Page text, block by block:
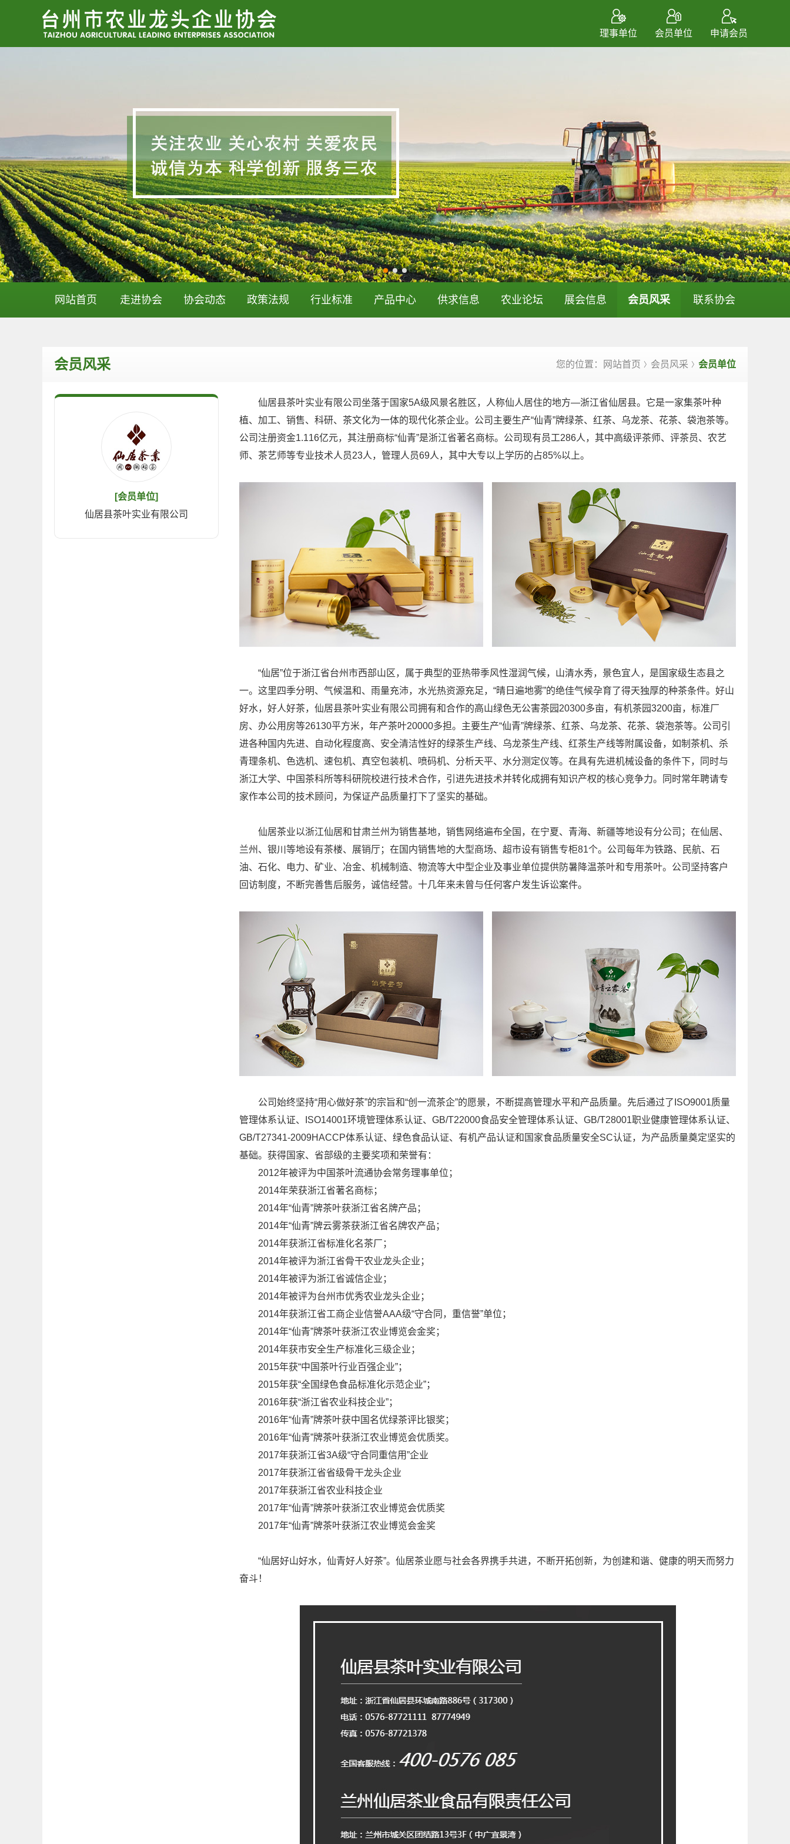
理事单位 会员单位 申请会员
网站首页 走进协会 协会动态 政策法规 行业标准 产品中心 供求信息 农业论坛 展会信息 会员风采 联系协会
会员风采 您的位置：网站首页 〉 会员风采 〉 会员单位
[会员单位]
仙居县茶叶实业有限公司
仙居县茶叶实业有限公司坐落于国家5A级风景名胜区，人称仙人居住的地方—浙江省仙居县。它是一家集茶叶种
植、加工、销售、科研、茶文化为一体的现代化茶企业。公司主要生产“仙青”牌绿茶、红茶、乌龙茶、花茶、袋泡茶等。
公司注册资金1.116亿元，其注册商标“仙青”是浙江省著名商标。公司现有员工286人，其中高级评茶师、评茶员、农艺
师、茶艺师等专业技术人员23人，管理人员69人，其中大专以上学历的占85%以上。
“仙居”位于浙江省台州市西部山区，属于典型的亚热带季风性湿润气候，山清水秀，景色宜人，是国家级生态县之
一。这里四季分明、气候温和、雨量充沛，水光热资源充足，“晴日遍地雾”的绝佳气候孕育了得天独厚的种茶条件。好山
好水，好人好茶，仙居县茶叶实业有限公司拥有和合作的高山绿色无公害茶园20300多亩，有机茶园3200亩，标准厂
房、办公用房等26130平方米，年产茶叶20000多担。主要生产“仙青”牌绿茶、红茶、乌龙茶、花茶、袋泡茶等。公司引
进各种国内先进、自动化程度高、安全清洁性好的绿茶生产线、乌龙茶生产线、红茶生产线等附属设备，如制茶机、杀
青理条机、色选机、速包机、真空包装机、喷码机、分析天平、水分测定仪等。在具有先进机械设备的条件下，同时与
浙江大学、中国茶科所等科研院校进行技术合作，引进先进技术并转化成拥有知识产权的核心竞争力。同时常年聘请专
家作本公司的技术顾问，为保证产品质量打下了坚实的基础。
仙居茶业以浙江仙居和甘肃兰州为销售基地，销售网络遍布全国，在宁夏、青海、新疆等地设有分公司；在仙居、
兰州、银川等地设有茶楼、展销厅；在国内销售地的大型商场、超市设有销售专柜81个。公司每年为铁路、民航、石
油、石化、电力、矿业、冶金、机械制造、物流等大中型企业及事业单位提供防暑降温茶叶和专用茶叶。公司坚持客户
回访制度，不断完善售后服务，诚信经营。十几年来未曾与任何客户发生诉讼案件。
公司始终坚持“用心做好茶”的宗旨和“创一流茶企”的愿景，不断提高管理水平和产品质量。先后通过了ISO9001质量
管理体系认证、ISO14001环境管理体系认证、GB/T22000食品安全管理体系认证、GB/T28001职业健康管理体系认证、
GB/T27341-2009HACCP体系认证、绿色食品认证、有机产品认证和国家食品质量安全SC认证，为产品质量奠定坚实的
基础。获得国家、省部级的主要奖项和荣誉有：
2012年被评为中国茶叶流通协会常务理事单位；
2014年荣获浙江省著名商标；
2014年“仙青”牌茶叶获浙江省名牌产品；
2014年“仙青”牌云雾茶获浙江省名牌农产品；
2014年获浙江省标准化名茶厂；
2014年被评为浙江省骨干农业龙头企业；
2014年被评为浙江省诚信企业；
2014年被评为台州市优秀农业龙头企业；
2014年获浙江省工商企业信誉AAA级“守合同，重信誉”单位；
2014年“仙青”牌茶叶获浙江农业博览会金奖；
2014年获市安全生产标准化三级企业；
2015年获“中国茶叶行业百强企业”；
2015年获“全国绿色食品标准化示范企业”；
2016年获“浙江省农业科技企业”；
2016年“仙青”牌茶叶获中国名优绿茶评比银奖；
2016年“仙青”牌茶叶获浙江农业博览会优质奖。
2017年获浙江省3A级“守合同重信用”企业
2017年获浙江省省级骨干龙头企业
2017年获浙江省农业科技企业
2017年“仙青”牌茶叶获浙江农业博览会优质奖
2017年“仙青”牌茶叶获浙江农业博览会金奖
“仙居好山好水，仙青好人好茶”。仙居茶业愿与社会各界携手共进，不断开拓创新，为创建和谐、健康的明天而努力
奋斗！